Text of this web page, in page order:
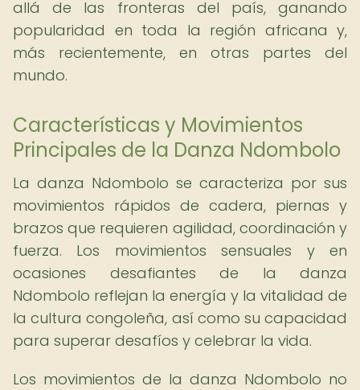
allá de las fronteras del país, ganando
popularidad en toda la región africana y,
más recientemente, en otras partes del
mundo.
Características y Movimientos
Principales de la Danza Ndombolo
La danza Ndombolo se caracteriza por sus
movimientos rápidos de cadera, piernas y
brazos que requieren agilidad, coordinación y
fuerza. Los movimientos sensuales y en
ocasiones desafiantes de la danza
Ndombolo reflejan la energía y la vitalidad de
la cultura congoleña, así como su capacidad
para superar desafíos y celebrar la vida.
Los movimientos de la danza Ndombolo no